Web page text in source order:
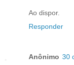
Ao dispor.
Responder
Anônimo 30